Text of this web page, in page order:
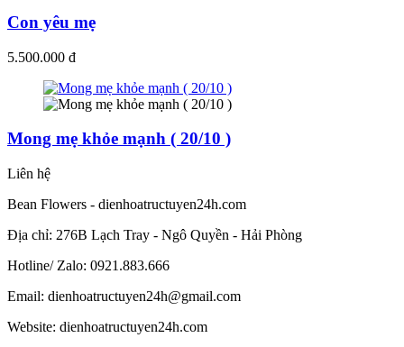
Con yêu mẹ
5.500.000 đ
Mong mẹ khỏe mạnh ( 20/10 )
Liên hệ
Bean Flowers - dienhoatructuyen24h.com
Địa chỉ: 276B Lạch Tray - Ngô Quyền - Hải Phòng
Hotline/ Zalo: 0921.883.666
Email: dienhoatructuyen24h@gmail.com
Website: dienhoatructuyen24h.com